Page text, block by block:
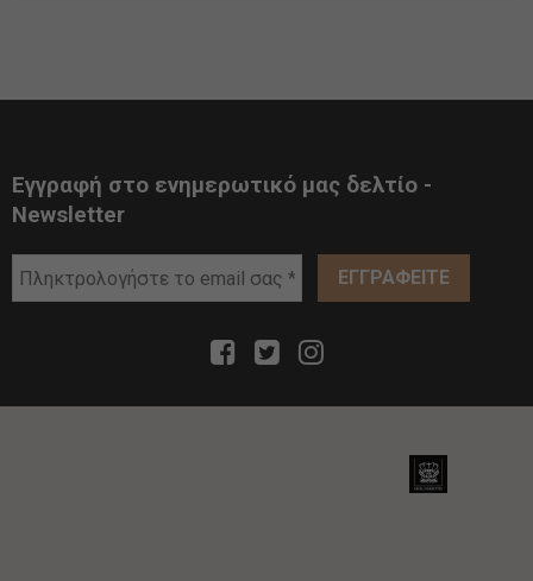
Εγγραφή στο ενημερωτικό μας δελτίο -
Newsletter